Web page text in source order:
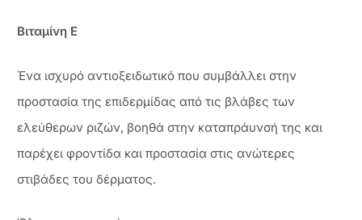
Βιταμίνη Ε
Ένα ισχυρό αντιοξειδωτικό που συμβάλλει στην
προστασία της επιδερμίδας από τις βλάβες των
ελεύθερων ριζών, βοηθά στην καταπράυνσή της και
παρέχει φροντίδα και προστασία στις ανώτερες
στιβάδες του δέρματος.